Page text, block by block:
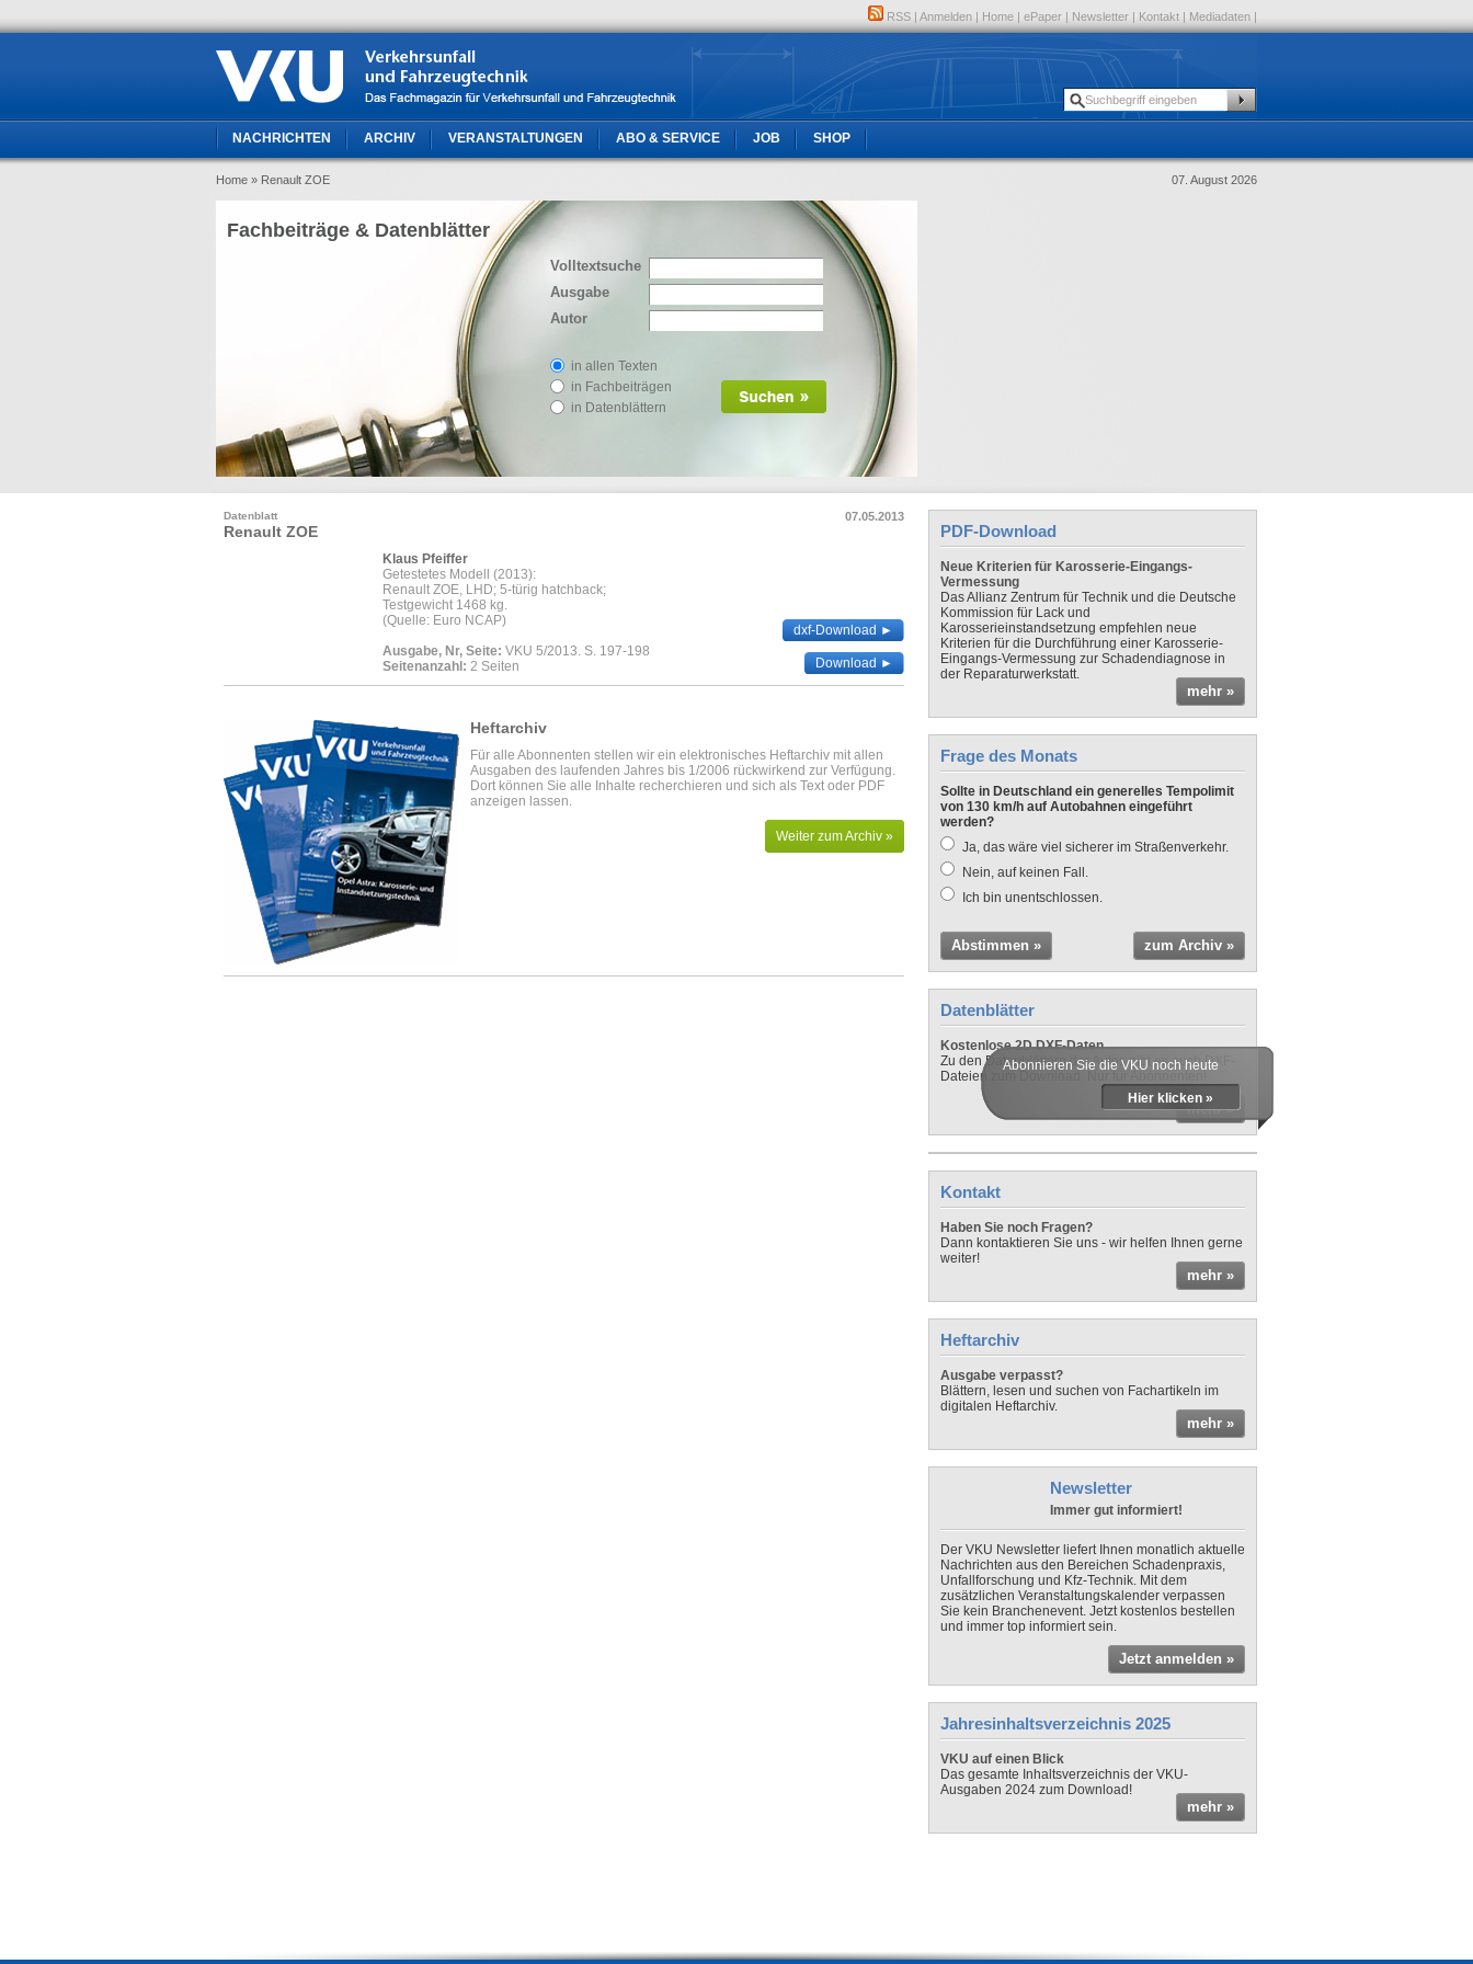
RSS | Anmelden | Home | ePaper | Newsletter | Kontakt | Mediadaten |
NACHRICHTEN ARCHIV VERANSTALTUNGEN ABO & SERVICE JOB SHOP
Home » Renault ZOE 07. August 2026
Volltextsuche
Ausgabe
Autor
in allen Texten
in Fachbeiträgen
in Datenblättern
Fachbeiträge & Datenblätter
07.05.2013
Datenblatt
Renault ZOE
Klaus Pfeiffer
Getestetes Modell (2013):
Renault ZOE, LHD; 5-türig hatchback;
Testgewicht 1468 kg.
(Quelle: Euro NCAP)
Ausgabe, Nr, Seite: VKU 5/2013. S. 197-198
Seitenanzahl: 2 Seiten
dxf-Download ►
Download ►
Heftarchiv
Für alle Abonnenten stellen wir ein elektronisches Heftarchiv mit allen
Ausgaben des laufenden Jahres bis 1/2006 rückwirkend zur Verfügung.
Dort können Sie alle Inhalte recherchieren und sich als Text oder PDF
anzeigen lassen.
Weiter zum Archiv »
PDF-Download
Neue Kriterien für Karosserie-Eingangs-
Vermessung
Das Allianz Zentrum für Technik und die Deutsche
Kommission für Lack und
Karosserieinstandsetzung empfehlen neue
Kriterien für die Durchführung einer Karosserie-
Eingangs-Vermessung zur Schadendiagnose in
der Reparaturwerkstatt.
mehr »
Frage des Monats
Sollte in Deutschland ein generelles Tempolimit
von 130 km/h auf Autobahnen eingeführt
werden?
Ja, das wäre viel sicherer im Straßenverkehr.
Nein, auf keinen Fall.
Ich bin unentschlossen.
Abstimmen » zum Archiv »
Datenblätter
Kostenlose 2D DXF-Daten
Zu den Datenblättern der Autos gibt es auch DXF-
Dateien zum Download. Nur für Abonnenten!
mehr »
Abonnieren Sie die VKU noch heute
Hier klicken »
Kontakt
Haben Sie noch Fragen?
Dann kontaktieren Sie uns - wir helfen Ihnen gerne
weiter!
mehr »
Heftarchiv
Ausgabe verpasst?
Blättern, lesen und suchen von Fachartikeln im
digitalen Heftarchiv.
mehr »
Newsletter
Immer gut informiert!
Der VKU Newsletter liefert Ihnen monatlich aktuelle
Nachrichten aus den Bereichen Schadenpraxis,
Unfallforschung und Kfz-Technik. Mit dem
zusätzlichen Veranstaltungskalender verpassen
Sie kein Branchenevent. Jetzt kostenlos bestellen
und immer top informiert sein.
Jetzt anmelden »
Jahresinhaltsverzeichnis 2025
VKU auf einen Blick
Das gesamte Inhaltsverzeichnis der VKU-
Ausgaben 2024 zum Download!
mehr »